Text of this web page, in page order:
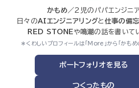
かもめ ／2児のパパエンジニ
日々のAIエンジニアリングと 仕事の備
RED STONEや 鳴潮 の話を書いて
＊くわしいプロフィールは「More」から「かもめ
ポートフォリオを見る
つくったもの